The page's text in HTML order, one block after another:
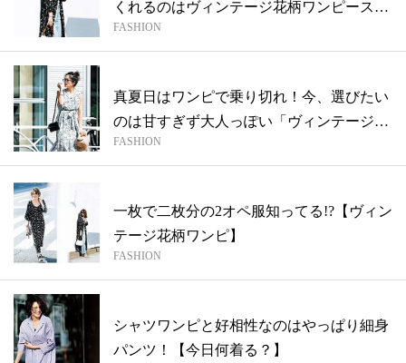
くれるのはヴィンテージ花柄ワンピース
♡【今...
FASHION
真夏日はワンピで乗り切れ！今、選びたい
のは甘すぎず大人っぽい「ヴィンテージ花
柄ワ...
FASHION
一枚で二枚分の2オペ服知ってる!?【ヴィン
テージ花柄ワンピ】
FASHION
シャツワンピと好相性なのはやっぱり細身
パンツ！【今日何着る？】